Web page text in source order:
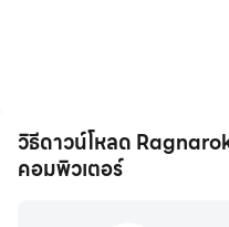
วิธีดาวน์โหลด
คอมพิวเตอร์